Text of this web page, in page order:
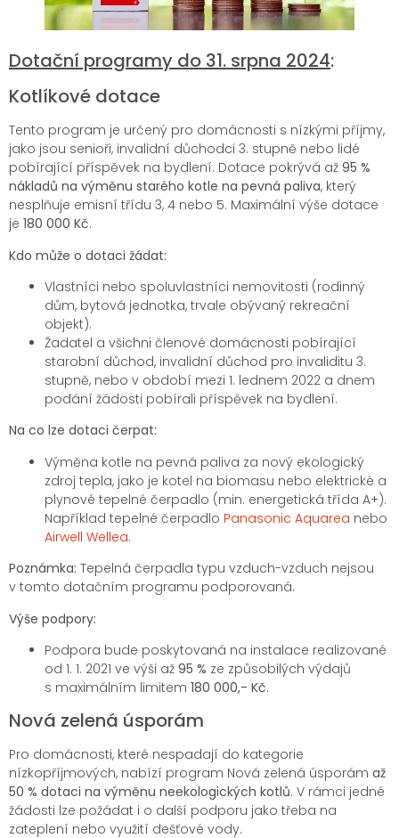
Dotační programy do 31. srpna 2024:
Kotlíkové dotace
Tento program je určený pro domácnosti s nízkými příjmy,
jako jsou senioři, invalidní důchodci 3. stupně nebo lidé
pobírající příspěvek na bydlení. Dotace pokrývá až 95 %
nákladů na výměnu starého kotle na pevná paliva, který
nesplňuje emisní třídu 3, 4 nebo 5. Maximální výše dotace
je 180 000 Kč.
Kdo může o dotaci žádat:
Vlastníci nebo spoluvlastníci nemovitosti (rodinný
dům, bytová jednotka, trvale obývaný rekreační
objekt).
Žadatel a všichni členové domácnosti pobírající
starobní důchod, invalidní důchod pro invaliditu 3.
stupně, nebo v období mezi 1. lednem 2022 a dnem
podání žádosti pobírali příspěvek na bydlení.
Na co lze dotaci čerpat:
Výměna kotle na pevná paliva za nový ekologický
zdroj tepla, jako je kotel na biomasu nebo elektrické a
plynové tepelné čerpadlo (min. energetická třída A+).
Například tepelné čerpadlo Panasonic Aquarea nebo
Airwell Wellea.
Poznámka: Tepelná čerpadla typu vzduch-vzduch nejsou
v tomto dotačním programu podporovaná.
Výše podpory:
Podpora bude poskytovaná na instalace realizované
od 1. 1. 2021 ve výši až 95 % ze způsobilých výdajů
s maximálním limitem 180 000,- Kč.
Nová zelená úsporám
Pro domácnosti, které nespadají do kategorie
nízkopříjmových, nabízí program Nová zelená úsporám až
50 % dotaci na výměnu neekologických kotlů. V rámci jedné
žádosti lze požádat i o další podporu jako třeba na
zateplení nebo využití dešťové vody.